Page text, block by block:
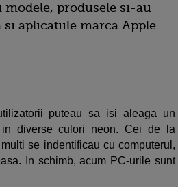
modele, produsele si-au
aplicatiile marca Apple.
puteau sa isi aleaga un
diverse culori neon. Cei de la
se indentificau cu computerul,
In schimb, acum PC-urile sunt